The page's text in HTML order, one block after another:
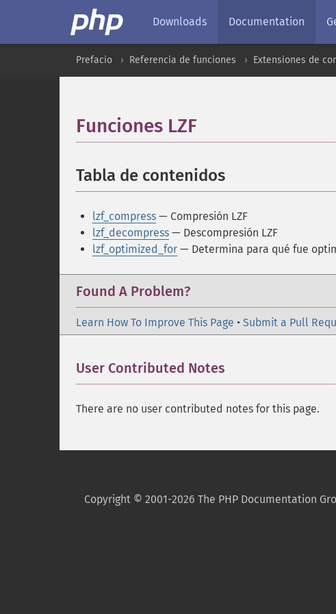
Downloads Documentation
Prefacio Referencia de funciones Extensiones de
Funciones LZF
Tabla de contenidos
lzf_compress — Compresión LZF
lzf_decompress — Descompresión LZF
lzf_optimized_for — Determina para qué fue
Found A Problem?
Learn How To Improve This Page • Submit a Pull
User Contributed Notes
There are no user contributed notes for this page.
Copyright © 2001-2026 The PHP Documentation